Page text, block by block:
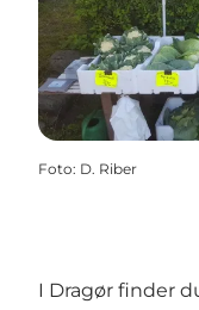
Foto: D. Riber
I Dragør finder